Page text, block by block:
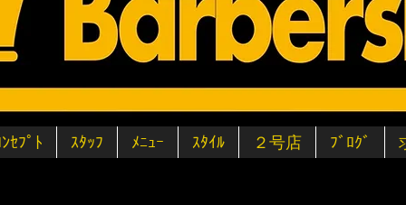
ｾﾌﾟﾄ ｽﾀｯﾌ ﾒﾆｭｰ ｽﾀｲﾙ ２号店 ﾌﾞﾛｸﾞ